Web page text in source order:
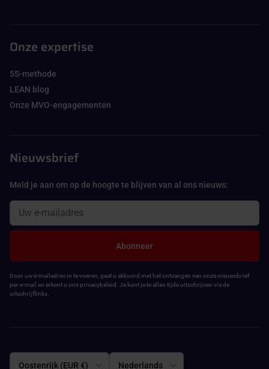
Onze expertise
5S-methode
LEAN blog
Onze MVO-engagementen
Nieuwsbrief
Meld je aan om op de hoogte te blijven van al ons nieuws:
Abonneer
Door uw e-mailadres in te voeren, gaat u akkoord met het ontvangen van onze nieuwsbrief
per e-mail en erkent u ons privacybeleid. Je kunt je te allen tijde uitschrijven via de
uitschrijflinks.
Land/Regio
Oostenrijk (EUR €)
Taal
Nederlands